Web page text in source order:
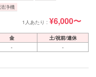
浄機
1人あたり : ¥6,000〜
金
土/祝前/連休
- -